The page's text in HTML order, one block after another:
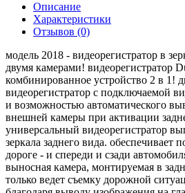
Описание
Характеристики
Отзывов (0)
модель 2018 - видеорегистратор в
двумя камерами! видеорегистратор
комбинированное устройство 2 в 1!
видеорегистратор с подключаемой
и возможностью автоматического
внешней камеры при активации
универсальный видеорегистратор
зеркала заднего вида. обеспечивает
дороге - и спереди и сзади
выносная камера, монтируемая в
только ведет съемку дорожной